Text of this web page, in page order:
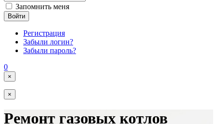
Запомнить меня
Войти
Регистрация
Забыли логин?
Забыли пароль?
0
×
×
Ремонт газовых котлов